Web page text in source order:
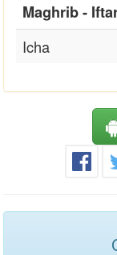
Maghrib -
Icha